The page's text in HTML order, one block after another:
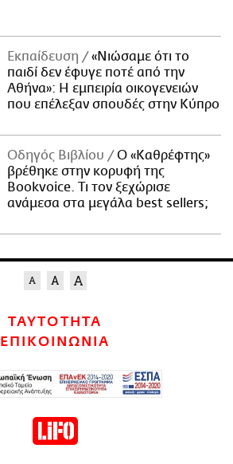
Εκπαίδευση
«Νιώσαμε ότι το
παιδί δεν έφυγε ποτέ από την
Αθήνα»: Η εμπειρία οικογενειών
που επέλεξαν σπουδές στην Κύπρο
Οδηγός Βιβλίου
Ο «Καθρέφτης»
βρέθηκε στην κορυφή της
Bookvoice. Τι τον ξεχώρισε
ανάμεσα στα μεγάλα best sellers;
ΤΑΥΤΟΤΗΤΑ
ΕΠΙΚΟΙΝΩΝΙΑ